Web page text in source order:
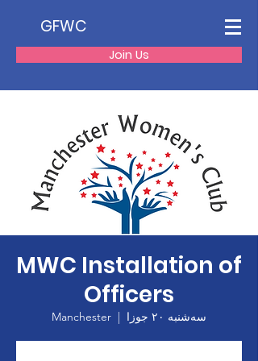
GFWC
Join Us
MWC Installation of
Officers
سه‌شنبه ۲۰ جوزا
  |
Manchester